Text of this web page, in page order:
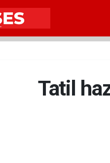
Tatil